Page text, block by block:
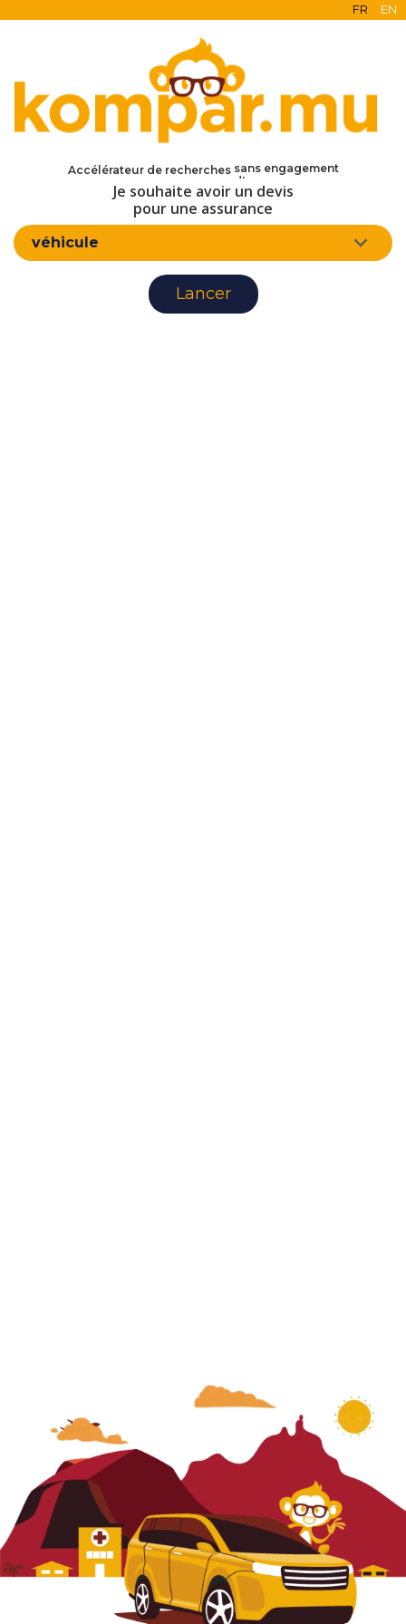
FR EN
Accélérateur de recherches en ligne
gratuit
sans engagement
d'assurance
Je souhaite avoir un devis
pour une assurance
véhicule
Lancer